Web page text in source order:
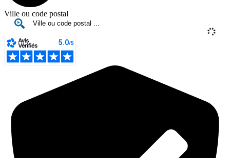
Ville ou code postal